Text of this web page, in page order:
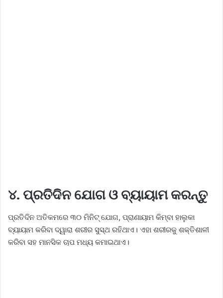
୪. ପ୍ରତିଦିନ ଯୋଗ ଓ ବ୍ୟାୟାମ କରନ୍ତୁ
ପ୍ରତିଦିନ ଅତିକମରେ ୩୦ ମିନିଟ୍ ଯୋଗ, ପ୍ରାଣାୟାମ କିମ୍ବା ହାଲୁକା
ବ୍ୟାୟାମ କରିବା ଦ୍ୱାରା ଶରୀର ସୁସ୍ଥ ରହିଥାଏ। ଏହା ଶରୀରକୁ ଶକ୍ତିଶାଳୀ
କରିବା ସହ ମାନସିକ ଚାପ ମଧ୍ୟ କମାଇଥାଏ।